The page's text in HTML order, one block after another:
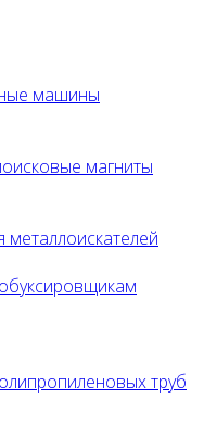
машины
магниты
металлоискателей
труб